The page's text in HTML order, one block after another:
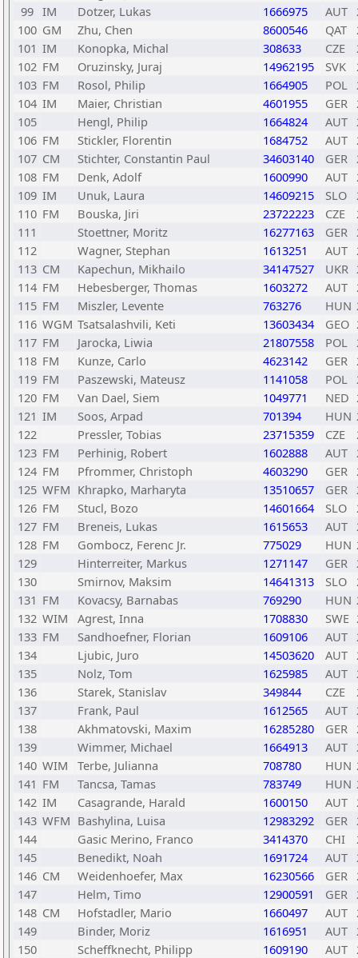
99 IM Dotzer, Lukas 1666975 AUT
100 GM Zhu, Chen 8600546 QAT
101 IM Konopka, Michal 308633 CZE
102 FM Oruzinsky, Juraj 14962195 SVK
103 FM Rosol, Philip 1664905 POL
104 IM Maier, Christian 4601955 GER
105
Hengl, Philip 1664824 AUT
106 FM Stickler, Florentin 1684752 AUT
107 CM Stichter, Constantin Paul 34603140 GER
108 FM Denk, Adolf 1600990 AUT
109 IM Unuk, Laura 14609215 SLO
110 FM Bouska, Jiri 23722223 CZE
111
Stoettner, Moritz 16277163 GER
112
Wagner, Stephan 1613251 AUT
113 CM Kapechun, Mikhailo 34147527 UKR
114 FM Hebesberger, Thomas 1603272 AUT
115 FM Miszler, Levente 763276 HUN
116 WGM Tsatsalashvili, Keti 13603434 GEO
117 FM Jarocka, Liwia 21807558 POL
118 FM Kunze, Carlo 4623142 GER
119 FM Paszewski, Mateusz 1141058 POL
120 FM Van Dael, Siem 1049771 NED
121 IM Soos, Arpad 701394 HUN
122
Pressler, Tobias 23715359 CZE
123 FM Perhinig, Robert 1602888 AUT
124 FM Pfrommer, Christoph 4603290 GER
125 WFM Khrapko, Marharyta 13510657 GER
126 FM Stucl, Bozo 14601664 SLO
127 FM Breneis, Lukas 1615653 AUT
128 FM Gombocz, Ferenc Jr. 775029 HUN
129
Hinterreiter, Markus 1271147 GER
130
Smirnov, Maksim 14641313 SLO
131 FM Kovacsy, Barnabas 769290 HUN
132 WIM Agrest, Inna 1708830 SWE
133 FM Sandhoefner, Florian 1609106 AUT
134
Ljubic, Juro 14503620 AUT
135
Nolz, Tom 1625985 AUT
136
Starek, Stanislav 349844 CZE
137
Frank, Paul 1612565 AUT
138
Akhmatovski, Maxim 16285280 GER
139
Wimmer, Michael 1664913 AUT
140 WIM Terbe, Julianna 708780 HUN
141 FM Tancsa, Tamas 783749 HUN
142 IM Casagrande, Harald 1600150 AUT
143 WFM Bashylina, Luisa 12983292 GER
144
Gasic Merino, Franco 3414370 CHI
145
Benedikt, Noah 1691724 AUT
146 CM Weidenhoefer, Max 16230566 GER
147
Helm, Timo 12900591 GER
148 CM Hofstadler, Mario 1660497 AUT
149
Binder, Moriz 1616951 AUT
150
Scheffknecht, Philipp 1609190 AUT